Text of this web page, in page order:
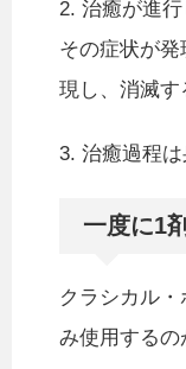
2. 治癒が進
その症状が
現し、消滅す
3. 治癒過程は
一度に1剤
クラシカル
み使用するの